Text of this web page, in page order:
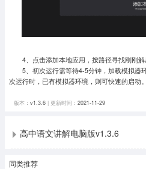
4、点击添加本地应用，按路径寻找刚刚解
5、初次运行需等待4-5分钟，加载模拟器
次运行时，已有模拟器环境，则可快速的启动。
版本： v1.3.6| 更新时间： 2021-11-29
高中语文讲解电脑版v1.3.6
同类推荐